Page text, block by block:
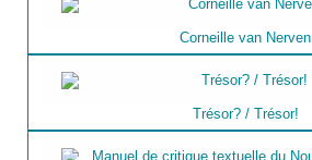
Corneille van Nerven
Trésor? / Trésor!